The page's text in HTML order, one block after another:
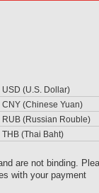
USD (U.S. Dollar)
CNY (Chinese Yuan)
RUB (Russian Rouble)
THB (Thai Baht)
are not binding.
with your payment